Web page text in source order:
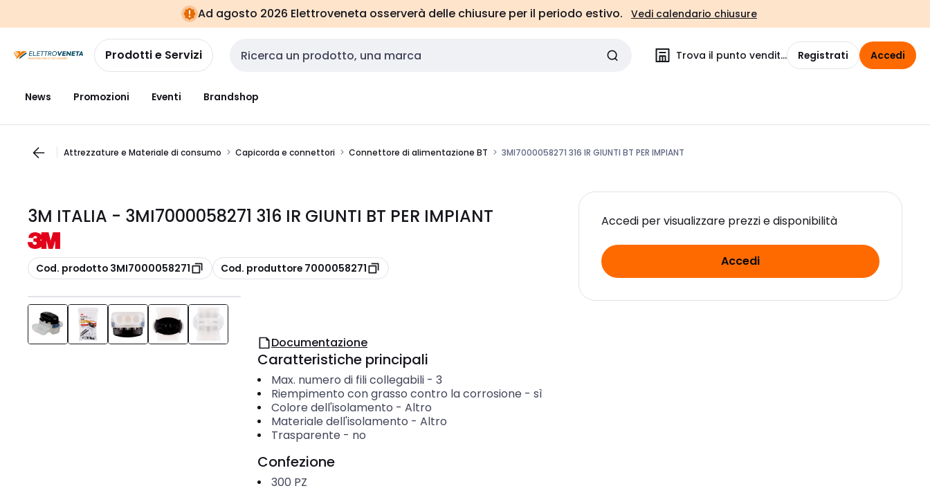
navigazionealla
pagina
Ad agosto 2026 Elettroveneta osserverà delle chiusure per il periodo estivo. Vedi calendario chiusure
Prodotti e Servizi Cerca input Trova il punto vendita Registrati Accedi
News Promozioni Eventi Brandshop
Attrezzature e Materiale di consumo Capicorda e connettori Connettore di alimentazione BT 3MI7000058271 316 IR GIUNTI BT PER IMPIANT
3M ITALIA - 3MI7000058271 316 IR GIUNTI BT PER IMPIANT
copia
Cod. prodotto 3MI7000058271 copia
Cod. produttore 7000058271
Accedi per visualizzare prezzi e disponibilità
Accedi
Documentazione
Caratteristiche principali
Max. numero di fili collegabili- 3
Riempimento con grasso contro la corrosione - sì
Colore dell'isolamento - Altro
Materiale dell'isolamento - Altro
Trasparente - no
Confezione
300 PZ